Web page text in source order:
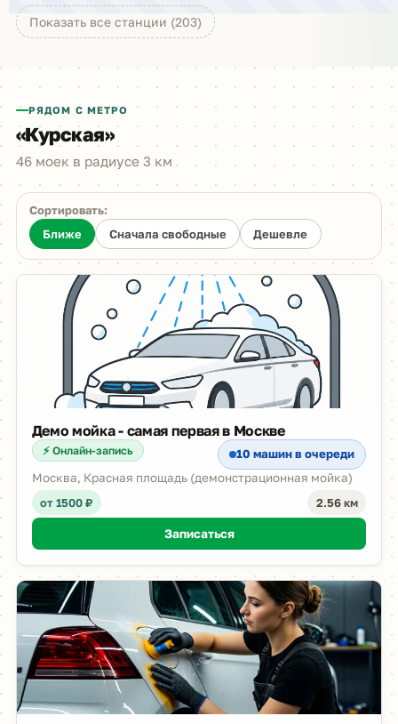
Показать все станции (203)
РЯДОМ С МЕТРО
«Курская»
46 моек в радиусе 3 км
Сортировать:
Ближе
Сначала свободные Дешевле
Демо мойка - самая первая в Москве
⚡ Онлайн-запись
10 машин в очереди
Москва, Красная площадь (демонстрационная мойка)
от 1500 ₽
2.56 км
Записаться